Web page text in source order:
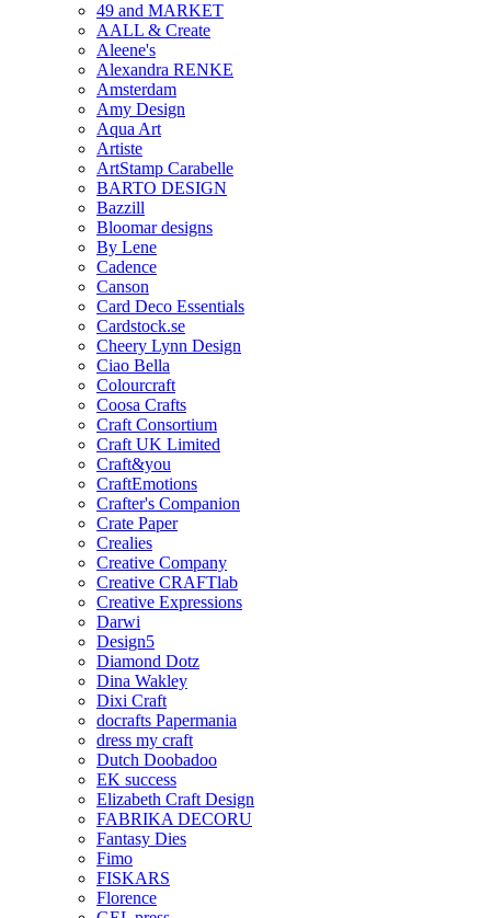
49 and MARKET
AALL & Create
Aleene's
Alexandra RENKE
Amsterdam
Amy Design
Aqua Art
Artiste
ArtStamp Carabelle
BARTO DESIGN
Bazzill
Bloomar designs
By Lene
Cadence
Canson
Card Deco Essentials
Cardstock.se
Cheery Lynn Design
Ciao Bella
Colourcraft
Coosa Crafts
Craft Consortium
Craft UK Limited
Craft&you
CraftEmotions
Crafter's Companion
Crate Paper
Crealies
Creative Company
Creative CRAFTlab
Creative Expressions
Darwi
Design5
Diamond Dotz
Dina Wakley
Dixi Craft
docrafts Papermania
dress my craft
Dutch Doobadoo
EK success
Elizabeth Craft Design
FABRIKA DECORU
Fantasy Dies
Fimo
FISKARS
Florence